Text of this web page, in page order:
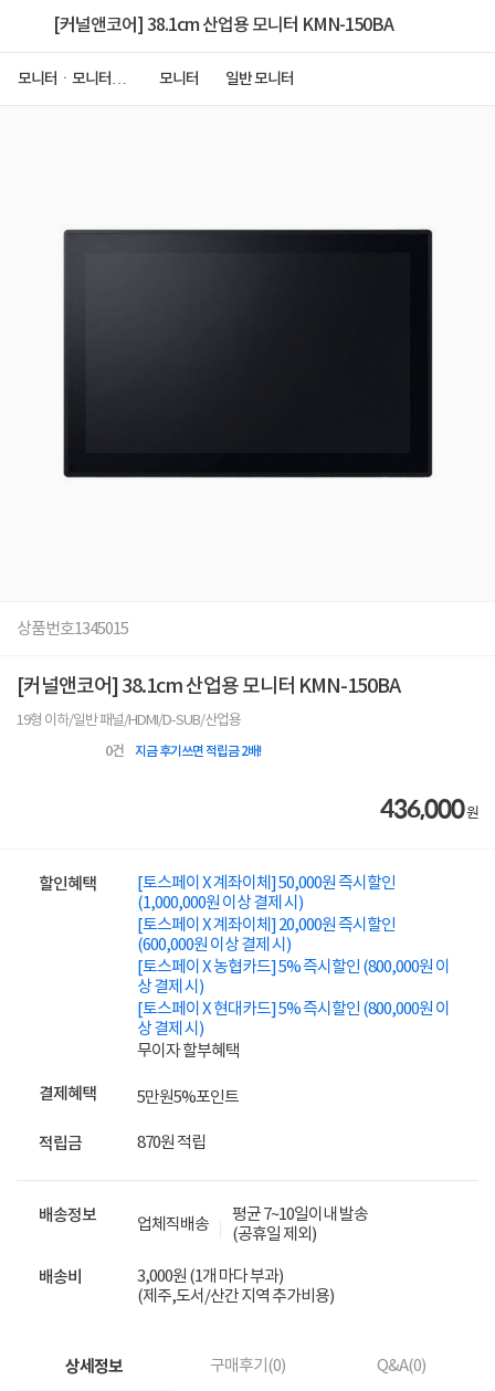
[커널앤코어] 38.1cm 산업용 모니터 KMN-150BA
모니터ㆍ모니터주
모니터 일반 모니터
상품번호1345015
[커널앤코어] 38.1cm 산업용 모니터 KMN-150BA
19형 이하/일반 패널/HDMI/D-SUB/산업용
0건 지금 후기쓰면 적립금 2배!
436,000원
할인혜택
[토스페이 X 계좌이체] 50,000원 즉시할인
(1,000,000원 이상 결제 시)
[토스페이 X 계좌이체] 20,000원 즉시할인
(600,000원 이상 결제 시)
[토스페이 X 농협카드] 5% 즉시할인 (800,000원 이
상 결제 시)
[토스페이 X 현대카드] 5% 즉시할인 (800,000원 이
상 결제 시)
무이자 할부혜택
결제혜택 5만원5%포인트
적립금 870원 적립
배송정보 업체직배송
평균 7~10일이내 발송
(공휴일 제외)
배송비
3,000원 (1개 마다 부과)
(제주,도서/산간 지역 추가비용)
상세정보 구매후기(0) Q&A(0)